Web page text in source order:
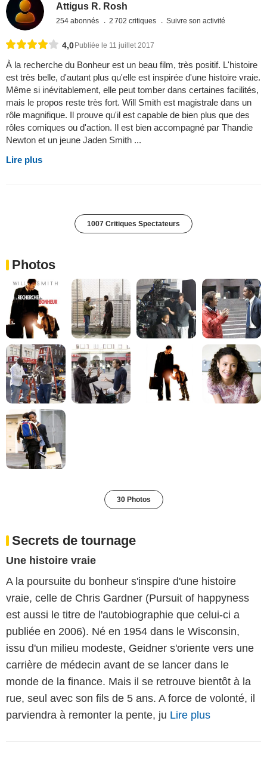
Attigus R. Rosh
254 abonnés 2 702 critiques Suivre son activité
4,0 Publiée le 11 juillet 2017
À la recherche du Bonheur est un beau film, très positif. L'histoire
est très belle, d'autant plus qu'elle est inspirée d'une histoire vraie.
Même si inévitablement, elle peut tomber dans certaines facilités,
mais le propos reste très fort. Will Smith est magistrale dans un
rôle magnifique. Il prouve qu'il est capable de bien plus que des
rôles comiques ou d'action. Il est bien accompagné par Thandie
Newton et un jeune Jaden Smith ...
Lire plus
1007 Critiques Spectateurs
Photos
30 Photos
Secrets de tournage
Une histoire vraie
A la poursuite du bonheur s'inspire d'une histoire
vraie, celle de Chris Gardner (Pursuit of happyness
est aussi le titre de l'autobiographie que celui-ci a
publiée en 2006). Né en 1954 dans le Wisconsin,
issu d'un milieu modeste, Geidner s'oriente vers une
carrière de médecin avant de se lancer dans le
monde de la finance. Mais il se retrouve bientôt à la
rue, seul avec son fils de 5 ans. A force de volonté, il
parviendra à remonter la pente, ju Lire plus